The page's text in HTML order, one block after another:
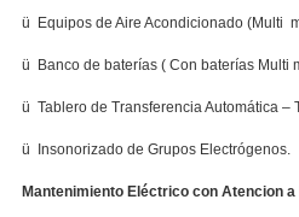
ü Equipos de Aire Acondicionado (Multi
ü Banco de baterías ( Con baterías Multi
ü Tablero de Transferencia Automática –
ü Insonorizado de Grupos Electrógenos.
Mantenimiento Eléctrico con Atencion